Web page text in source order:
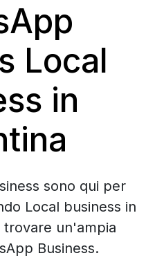
Local
in
sono qui per
Local business in
un'ampia
Business.